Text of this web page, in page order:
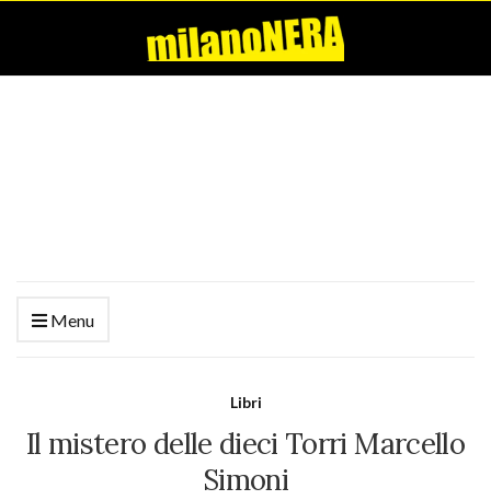
Menu
Libri
Il mistero delle dieci Torri Marcello
Simoni